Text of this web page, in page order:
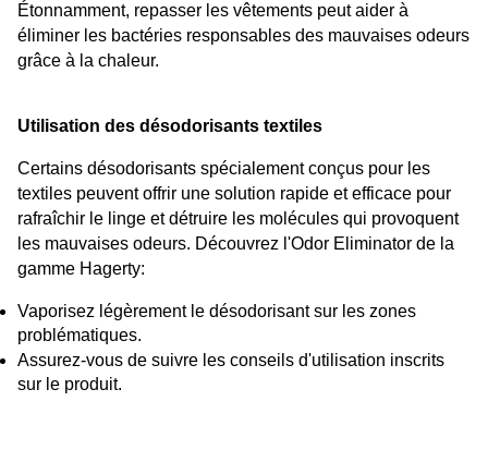
Étonnamment, repasser les vêtements peut aider à
éliminer les bactéries responsables des mauvaises odeurs
grâce à la chaleur.
Utilisation des désodorisants textiles
Certains désodorisants spécialement conçus pour les
textiles peuvent offrir une solution rapide et efficace pour
rafraîchir le linge et détruire les molécules qui provoquent
les mauvaises odeurs. Découvrez l'Odor Eliminator de la
gamme Hagerty:
Vaporisez légèrement le désodorisant sur les zones
problématiques.
Assurez-vous de suivre les conseils d'utilisation inscrits
sur le produit.